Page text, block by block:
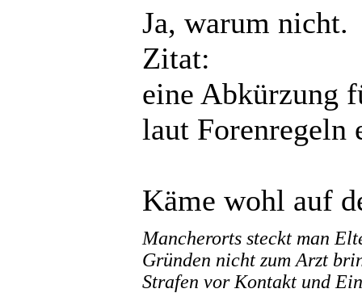
Ja, warum nicht.
Zitat:
eine Abkürzung
laut
Käme wohl auf
Mancherorts steckt man
Gründen nicht zum Arzt
Strafen vor Kontakt und